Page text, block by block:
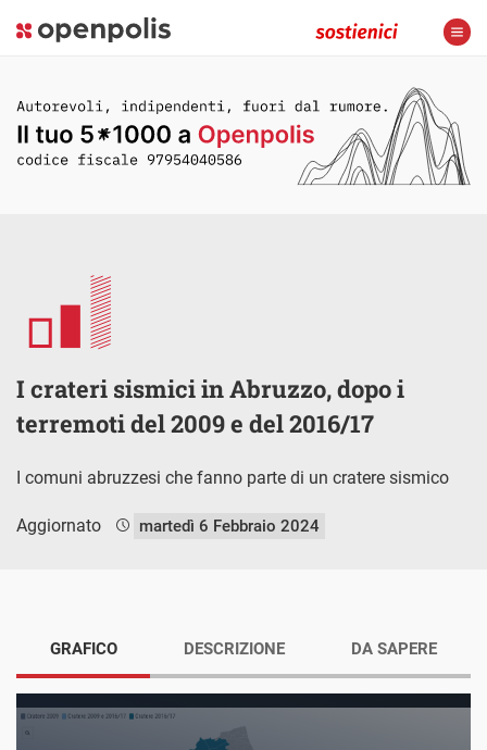
I crateri sismici in Abruzzo, dopo i
terremoti del 2009 e del 2016/17
I comuni abruzzesi che fanno parte di un cratere sismico
Aggiornato martedì 6 Febbraio 2024
GRAFICO DESCRIZIONE DA SAPERE